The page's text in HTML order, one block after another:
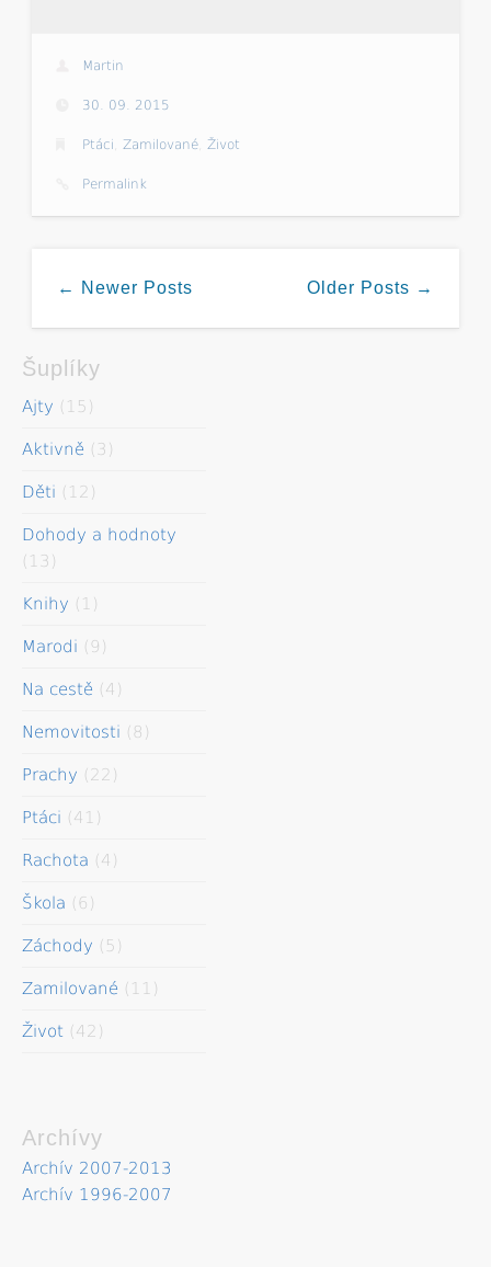
Martin
30. 09. 2015
Ptáci ,Zamilované ,Život
Permalink
← Newer Posts Older Posts →
Šuplíky
Ajty (15)
Aktivně (3)
Děti (12)
Dohody a hodnoty
(13)
Knihy (1)
Marodi (9)
Na cestě (4)
Nemovitosti (8)
Prachy (22)
Ptáci (41)
Rachota (4)
Škola (6)
Záchody (5)
Zamilované (11)
Život (42)
Archívy
Archív 2007-2013
Archív 1996-2007